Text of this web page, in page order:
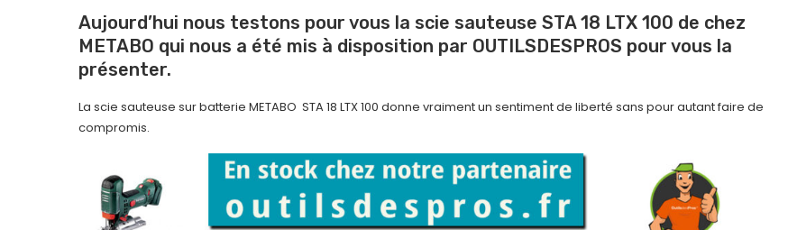
Aujourd’hui nous testons pour vous la scie sauteuse STA 18 LTX 100 de chez
METABO qui nous a été mis à disposition par OUTILSDESPROS pour vous la
présenter.
La scie sauteuse sur batterie METABO STA 18 LTX 100 donne vraiment un sentiment de liberté sans pour autant faire de
compromis.